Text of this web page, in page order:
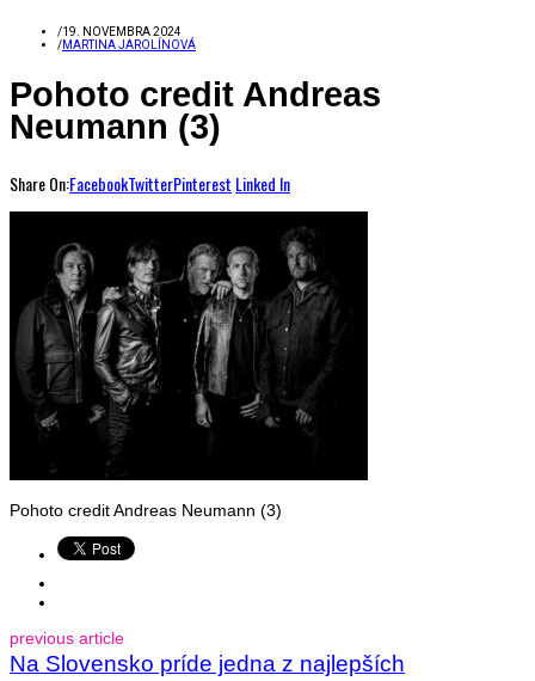
/19. NOVEMBRA 2024
/MARTINA JAROLÍNOVÁ
Pohoto credit Andreas
Neumann (3)
Share On:FacebookTwitterPinterest Linked In
Pohoto credit Andreas Neumann (3)
previous article
Na Slovensko príde jedna z najlepších